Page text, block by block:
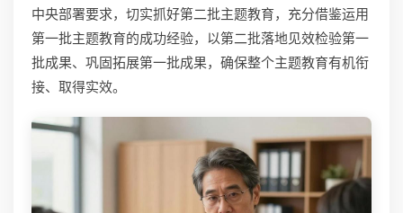
中央部署要求，切实抓好第二批主题教育，充分借鉴运用
第一批主题教育的成功经验，以第二批落地见效检验第一
批成果、巩固拓展第一批成果，确保整个主题教育有机衔
接、取得实效。